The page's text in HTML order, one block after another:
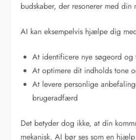
budskaber, der resonerer med din
AI kan eksempelvis hjælpe dig
At identificere nye søgeord og
At optimere dit indholds tone
At levere personlige
brugeradfærd
Det betyder dog ikke, at din
mekanisk. AI bør ses som en